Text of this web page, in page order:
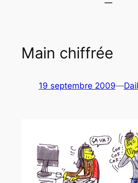
Main chiffrée
19 septembre 2009—